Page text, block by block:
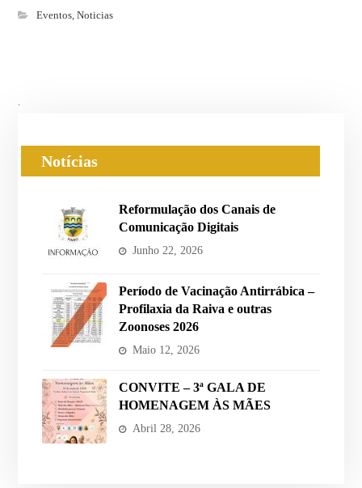
Eventos,Noticias
Notícias
Reformulação dos Canais de
Comunicação Digitais
Junho 22, 2026
Período de Vacinação Antirrábica –
Profilaxia da Raiva e outras
Zoonoses 2026
Maio 12, 2026
CONVITE – 3ª GALA DE
HOMENAGEM ÀS MÃES
Abril 28, 2026